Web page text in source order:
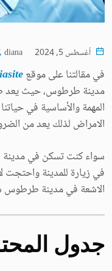
أغسطس 5, 2024 diana
في مقالتنا على موقع
مدينة طرطوس، حيث يعد
المهمة والأساسية في
الامراض لذلك يعد من
سواء كنت تسكن في مدينة
في زيارة للمدينة واحتجت
الاشعة في مدينة
جدول